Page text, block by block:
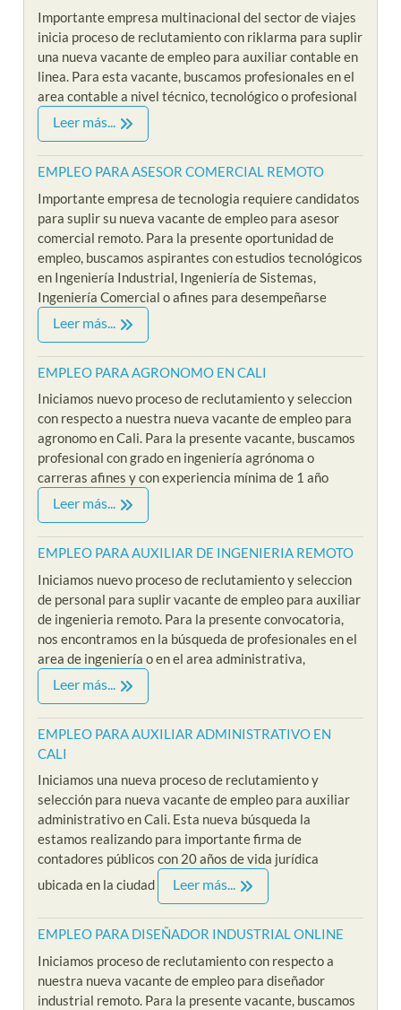
Importante empresa multinacional del sector de viajes
inicia proceso de reclutamiento con riklarma para suplir
una nueva vacante de empleo para auxiliar contable en
linea. Para esta vacante, buscamos profesionales en el
area contable a nivel técnico, tecnológico o profesional
Leer más...
EMPLEO PARA ASESOR COMERCIAL REMOTO
Importante empresa de tecnologia requiere candidatos
para suplir su nueva vacante de empleo para asesor
comercial remoto. Para la presente oportunidad de
empleo, buscamos aspirantes con estudios tecnológicos
en Ingeniería Industrial, Ingeniería de Sistemas,
Ingeniería Comercial o afines para desempeñarse
Leer más...
EMPLEO PARA AGRONOMO EN CALI
Iniciamos nuevo proceso de reclutamiento y seleccion
con respecto a nuestra nueva vacante de empleo para
agronomo en Cali. Para la presente vacante, buscamos
profesional con grado en ingeniería agrónoma o
carreras afines y con experiencia mínima de 1 año
Leer más...
EMPLEO PARA AUXILIAR DE INGENIERIA REMOTO
Iniciamos nuevo proceso de reclutamiento y seleccion
de personal para suplir vacante de empleo para auxiliar
de ingenieria remoto. Para la presente convocatoria,
nos encontramos en la búsqueda de profesionales en el
area de ingeniería o en el area administrativa,
Leer más...
EMPLEO PARA AUXILIAR ADMINISTRATIVO EN
CALI
Iniciamos una nueva proceso de reclutamiento y
selección para nueva vacante de empleo para auxiliar
administrativo en Cali. Esta nueva búsqueda la
estamos realizando para importante firma de
contadores públicos con 20 años de vida jurídica
ubicada en la ciudad
Leer más...
EMPLEO PARA DISEÑADOR INDUSTRIAL ONLINE
Iniciamos proceso de reclutamiento con respecto a
nuestra nueva vacante de empleo para diseñador
industrial remoto. Para la presente vacante, buscamos